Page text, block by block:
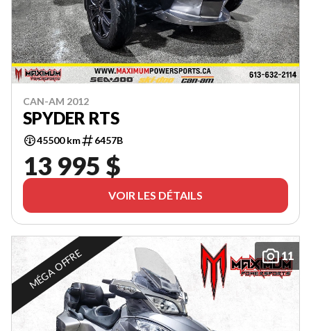
CAN-AM 2012
SPYDER RTS
45500 km 6457B
13 995 $
VOIR LES DÉTAILS
11
MÉGA OFFRE